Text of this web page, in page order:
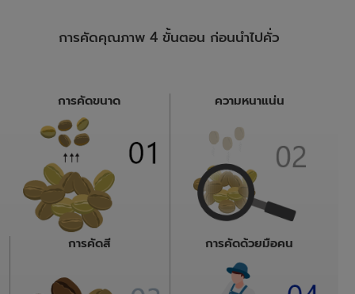
การคัดคุณภาพ 4 ขั้นตอน ก่อนนำไปคั่ว
การคัดขนาด ความหนาแน่น
การคัดสี การคัดด้วยมือคน